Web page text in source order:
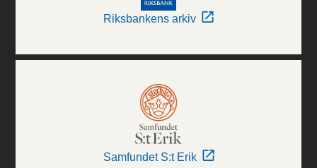
Riksbankens arkiv
Samfundet S:t Erik